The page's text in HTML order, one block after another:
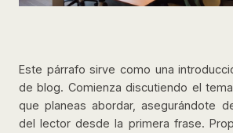
Este párrafo sirve como una
de blog. Comienza discutiendo el
que planeas abordar, asegurándote
del lector desde la primera frase.